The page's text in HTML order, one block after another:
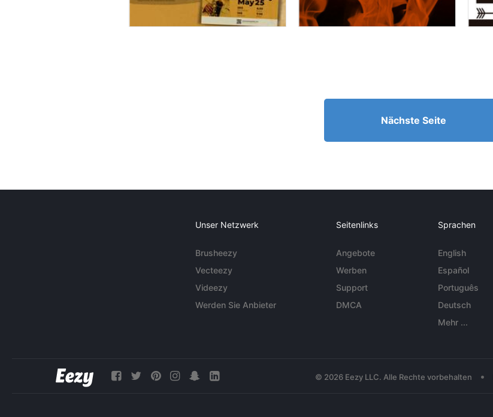
Nächste Seite
Unser Netzwerk
Brusheezy
Vecteezy
Videezy
Werden Sie Anbieter
Seitenlinks
Angebote
Werben
Support
DMCA
Sprachen
English
Español
Português
Deutsch
Mehr ...
© 2026 Eezy LLC. Alle Rechte vorbehalten •